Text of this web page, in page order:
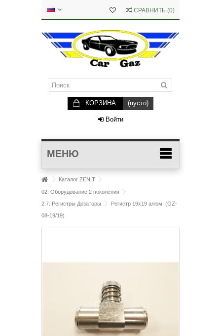
СРАВНИТЬ (0)
КОРЗИНА: (пусто)
Войти
МЕНЮ
Каталог ZENIT
02. Оборудование 2 поколения
2.7. Регистры Дозаторы
Регистр 19х19 алюм. (GZ-
08-19/19)